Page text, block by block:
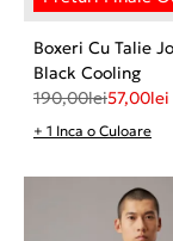
Boxeri Cu Talie
Black Cooling
190,00lei57,00lei
+ 1 Inca o Culoare